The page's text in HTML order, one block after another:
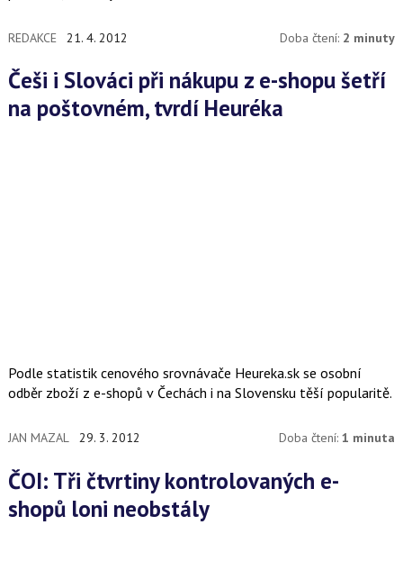
REDAKCE 21. 4. 2012 Doba čtení: 2 minuty
Češi i Slováci při nákupu z e-shopu šetří
na poštovném, tvrdí Heuréka
Podle statistik cenového srovnávače Heureka.sk se osobní
odběr zboží z e-shopů v Čechách i na Slovensku těší popularitě.
JAN MAZAL 29. 3. 2012 Doba čtení:1 minuta
ČOI: Tři čtvrtiny kontrolovaných e-
shopů loni neobstály